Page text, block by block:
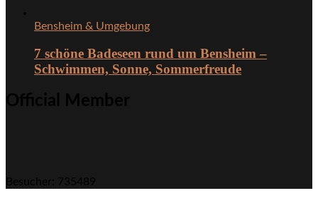
Bensheim & Umgebung
7 schöne Badeseen rund um Bensheim –
Schwimmen, Sonne, Sommerfreude
Official Member
Besucher: 735489